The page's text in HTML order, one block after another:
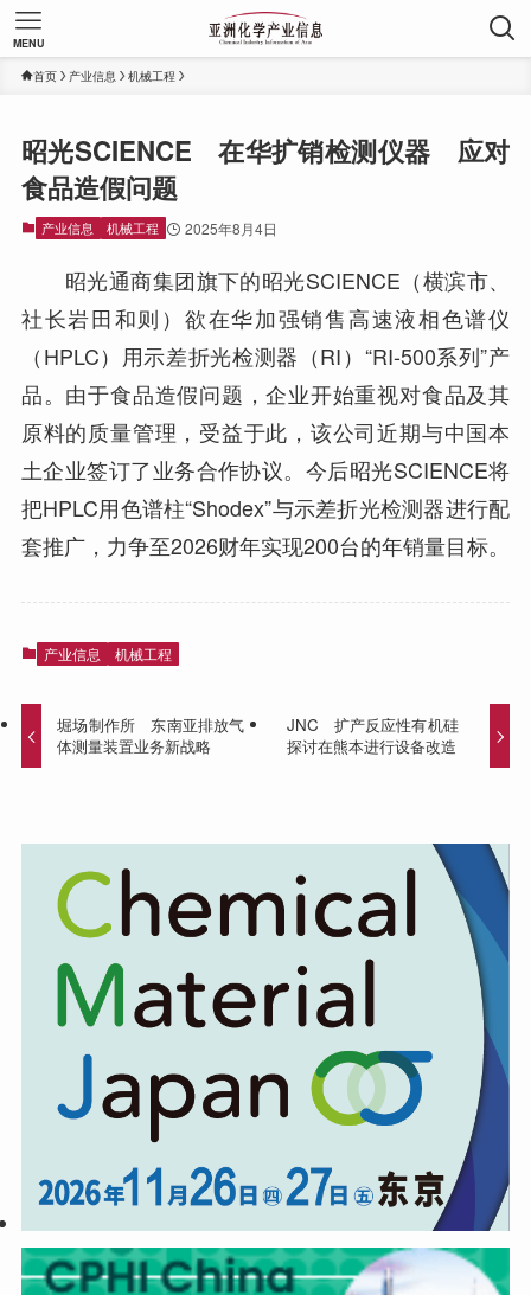
MENU
首页 产业信息 机械工程
昭光SCIENCE 在华扩销检测仪器 应对
食品造假问题
产业信息 机械工程 2025年8月4日
昭光通商集团旗下的昭光SCIENCE（横滨市、
社长岩田和则）欲在华加强销售高速液相色谱仪
（HPLC）用示差折光检测器（RI）“RI-500系列”产
品。由于食品造假问题，企业开始重视对食品及其
原料的质量管理，受益于此，该公司近期与中国本
土企业签订了业务合作协议。今后昭光SCIENCE将
把HPLC用色谱柱“Shodex”与示差折光检测器进行配
套推广，力争至2026财年实现200台的年销量目标。
产业信息 机械工程
堀场制作所 东南亚排放气
体测量装置业务新战略
JNC 扩产反应性有机硅
探讨在熊本进行设备改造